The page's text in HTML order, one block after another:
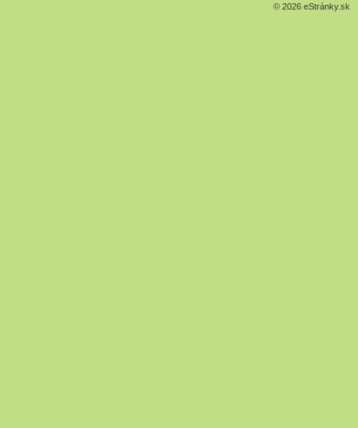
© 2026 eStránky.sk